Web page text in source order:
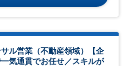
ル営業（不動産領域）【企
気通貫でお任せ／スキルが